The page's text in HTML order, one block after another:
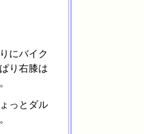
にバイク
り右膝は
っとダル